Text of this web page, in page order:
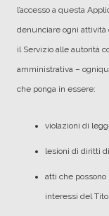
l’accesso a questa
denunciare ogni
il Servizio alle autorità
amministrativa –
che ponga in essere:
violazioni di
lesioni di diritti
atti che
interessi del